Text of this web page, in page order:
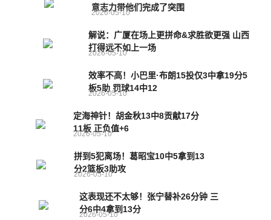
意志力带他们完成了突围
2026-05-10
解说：广厦在场上更拼命&求胜欲更强 山西
打得远不如上一场
2026-05-10
效率不高！小巴里·布朗15投仅3中拿19分5
板5助 罚球14中12
2026-05-10
定海神针！胡金秋13中8贡献17分
11板 正负值+6
2026-05-10
拼到5犯离场！葛昭宝10中5拿到13
分2篮板3助攻
2026-05-10
这表现还不太够！张宁替补26分钟 三
分6中4拿到13分
2026-05-10